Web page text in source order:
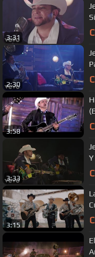
3:31
2:30
3:58
3:33
3:15